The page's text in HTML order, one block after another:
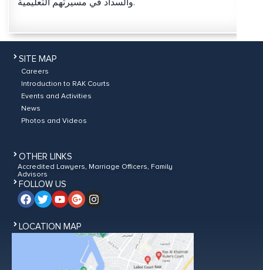
والسداد في مسيرتهم التعليمية.
SITE MAP
Careers
Introduction to RAK Courts
Events and Activities
News
Photos and Videos
OTHER LINKS
Accredited Lawyers, Marriage Officers, Family
Advisors
FOLLOW US
LOCATION MAP